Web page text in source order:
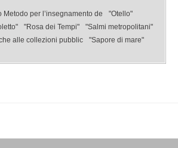
per l’insegnamento de
"Otello"
"Rosa dei Tempi"
"Salmi metropolitani"
alle collezioni pubblic
"Sapore di mare"